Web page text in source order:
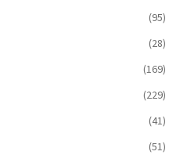
(95)
(28)
(169)
(229)
(41)
(51)